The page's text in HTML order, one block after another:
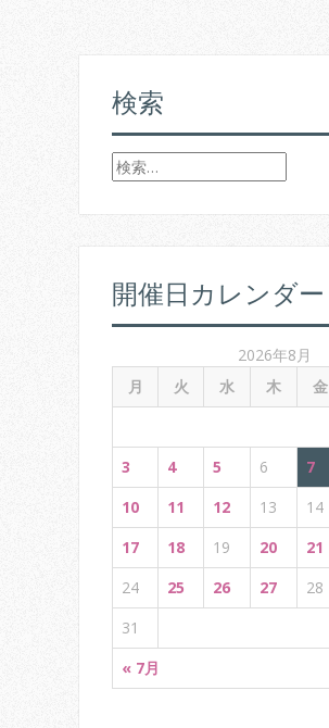
検索
検
索
:
開催日カレンダー
2026年8月
月
火 水 木 金
« 7月
3
4 5 6 7
10
11 12 13 14
17
18 19 20 21
24
25 26 27 28
31